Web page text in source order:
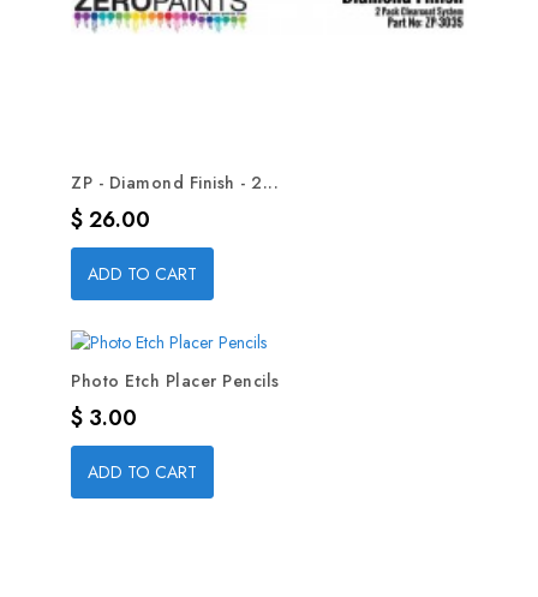
ZP - Diamond Finish - 2...
Precio
$ 26.00
ADD TO CART
Photo Etch Placer Pencils
Precio
$ 3.00
ADD TO CART